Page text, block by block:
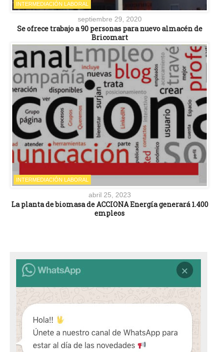
INTERMEDIACIÓN LABORAL
septiembre 29, 2020
Se ofrece trabajo a 90 personas para nuevo almacén de
Bricomart
INTERMEDIACIÓN LABORAL
abril 25, 2023
La planta de biomasa de ACCIONA Energía generará 1.400
empleos